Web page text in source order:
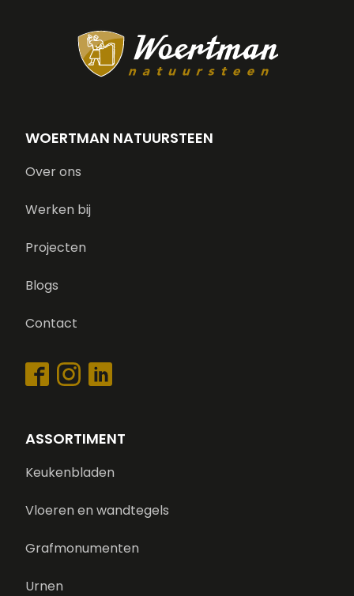
WOERTMAN NATUURSTEEN
Over ons
Werken bij
Projecten
Blogs
Contact
ASSORTIMENT
Keukenbladen
Vloeren en wandtegels
Grafmonumenten
Urnen